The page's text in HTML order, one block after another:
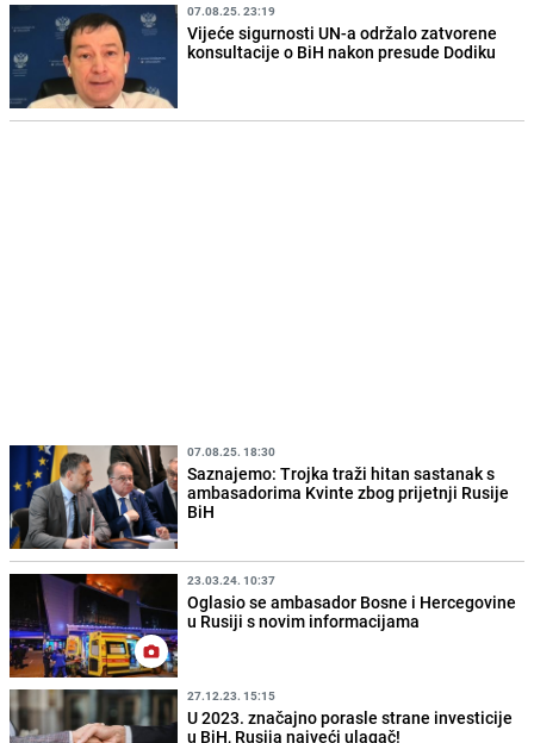
07.08.25. 23:19
Vijeće sigurnosti UN-a održalo zatvorene
konsultacije o BiH nakon presude Dodiku
07.08.25. 18:30
Saznajemo: Trojka traži hitan sastanak s
ambasadorima Kvinte zbog prijetnji Rusije
BiH
23.03.24. 10:37
Oglasio se ambasador Bosne i Hercegovine
u Rusiji s novim informacijama
27.12.23. 15:15
U 2023. značajno porasle strane investicije
u BiH, Rusija najveći ulagač!